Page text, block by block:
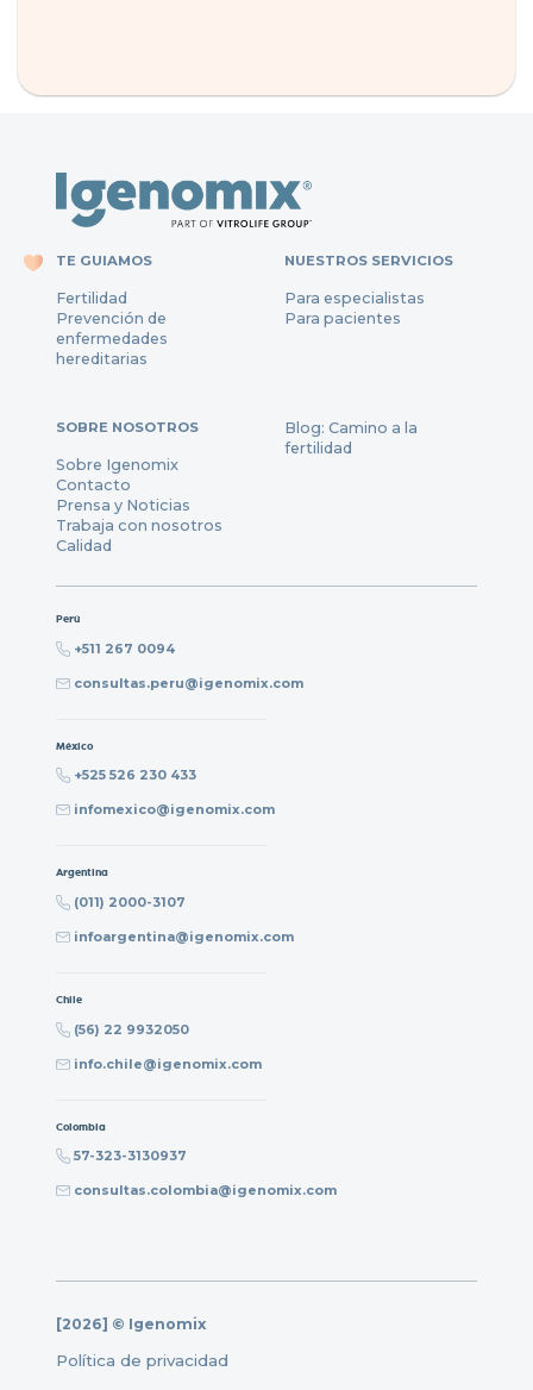
TE GUIAMOS
Fertilidad
Prevención de
enfermedades
hereditarias
NUESTROS SERVICIOS
Para especialistas
Para pacientes
SOBRE NOSOTROS
Sobre Igenomix
Contacto
Prensa y Noticias
Trabaja con nosotros
Calidad
Blog: Camino a la
fertilidad
Perú
+511 267 0094
consultas.peru@igenomix.com
México
+525 526 230 433
infomexico@igenomix.com
Argentina
(011) 2000-3107
infoargentina@igenomix.com
Chile
(56) 22 9932050
info.chile@igenomix.com
Colombia
57-323-3130937
consultas.colombia@igenomix.com
[2026] © Igenomix
Política de privacidad